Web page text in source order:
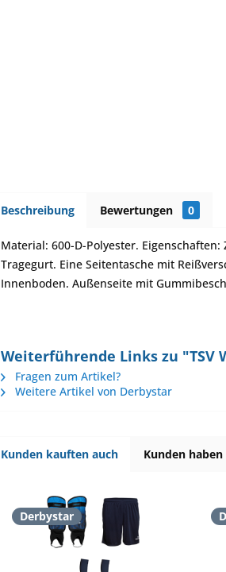
Beschreibung Bewertungen 0
Material: 600-D-Polyester.
Tragegurt. Eine Seitentasche mit
Innenboden. Außenseite mit
Weiterführende Links zu "TSV
Fragen zum Artikel?
Weitere Artikel von Derbystar
Kunden kauften auch Kunden
Derbystar